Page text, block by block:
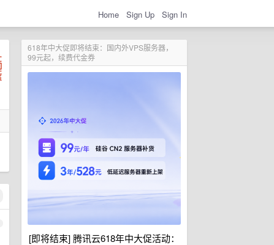
Home Sign Up Sign In
618年中大促即将结束：国内外VPS服务器，
99元起，续费代金券
[即将结束] 腾讯云618年中大促活动：